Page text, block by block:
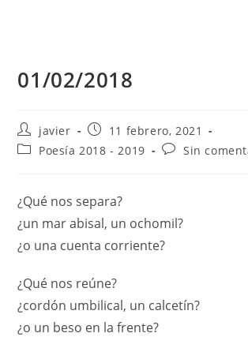
01/02/2018
javier
11 febrero, 2021
Poesía 2018 - 2019
Sin
¿Qué nos separa?
¿un mar abisal, un ochomil?
¿o una cuenta corriente?
¿Qué nos reúne?
¿cordón umbilical, un calcetín?
¿o un beso en la frente?